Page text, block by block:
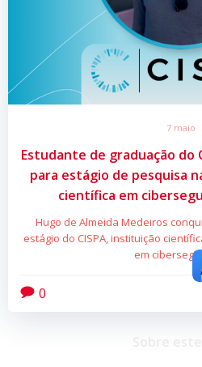
7 maio
Estudante de graduação do
para estágio de pesquisa
científica em
Hugo de Almeida Medeiros
estágio do CISPA, instituição
em
0